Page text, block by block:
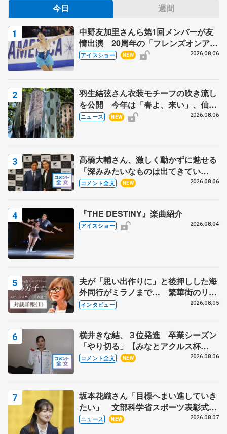
今日 週間
中野友加里さんら第1回メンバーが友
情出演 20周年の「フレンズオンアイ
ス」 宮本賢二さん、有川梨絵さん、
アイスショー NEW 2026.08.06
羽生結弦さん衣装モチーフの吹き流し
を公開 今年は「春よ、来い」、仙台
の瑞鳳殿
ニュース NEW 2026.08.06
高橋大輔さん、激しく動かずに魅せる
「深みみたいなものは出てきてい
る？」 〝兄さん〟と慕うレジェンド
コメント全文 NEW 2026.08.06
『THE DESTINY』楽曲紹介
アイスショー 2026.08.04
夫が「思い出作りに」と後押しした海
外同行がミラノまで… 繁華街のリン
クでは不良のお兄さんも味方に 小林
インタビュー 2026.08.05
横井きな結、３位発進 卒業シーズン
「やり切る」【みなとアクルス杯
SP】
コメント全文 NEW 2026.08.06
坂本花織さん「目標へまい進していき
たい」 文部科学省スポーツ表彰式で
代表謝辞
ニュース NEW 2026.08.07